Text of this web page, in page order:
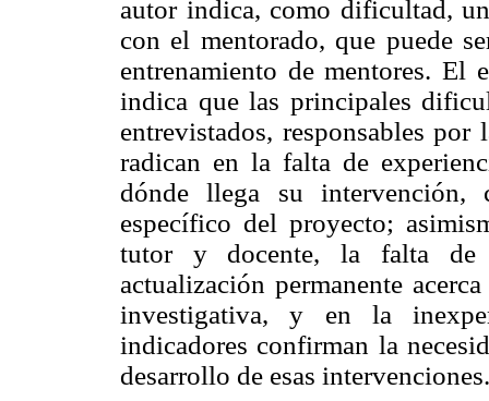
autor indica, como dificultad,
con el mentorado, que puede
entrenamiento de mentores. El
indica que las principales
entrevistados, responsables
radican en la falta de
dónde llega su
específico del proyecto;
tutor y docente, la falta de
actualización permanente
investigativa, y en la
indicadores confirman la
desarrollo de esas intervenciones.